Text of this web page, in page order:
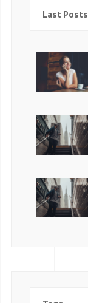
Last Posts